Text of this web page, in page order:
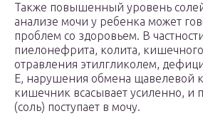
Также повышенный уровень
анализе мочи у ребенка может
проблем со здоровьем. В
пиелонефрита, колита,
отравления этилгликолем,
Е, нарушения обмена щавелевой
кишечник всасывает усиленно, и
(соль) поступает в мочу.